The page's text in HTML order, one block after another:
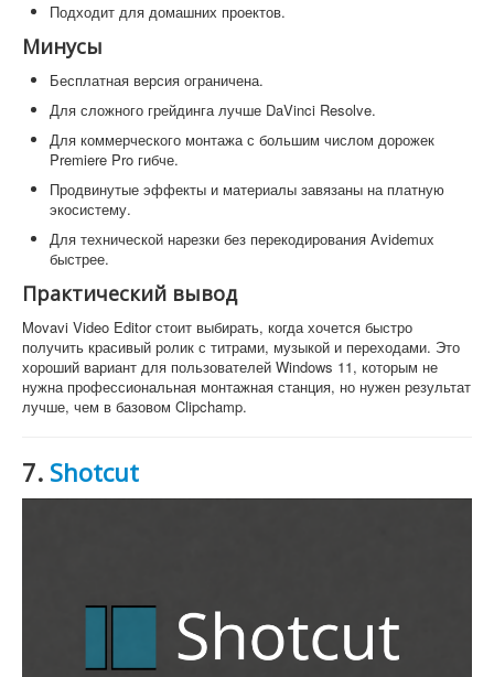
Подходит для домашних проектов.
Минусы
Бесплатная версия ограничена.
Для сложного грейдинга лучше DaVinci Resolve.
Для коммерческого монтажа с большим числом дорожек
Premiere Pro гибче.
Продвинутые эффекты и материалы завязаны на платную
экосистему.
Для технической нарезки без перекодирования Avidemux
быстрее.
Практический вывод
Movavi Video Editor стоит выбирать, когда хочется быстро
получить красивый ролик с титрами, музыкой и переходами. Это
хороший вариант для пользователей Windows 11, которым не
нужна профессиональная монтажная станция, но нужен результат
лучше, чем в базовом Clipchamp.
7. Shotcut